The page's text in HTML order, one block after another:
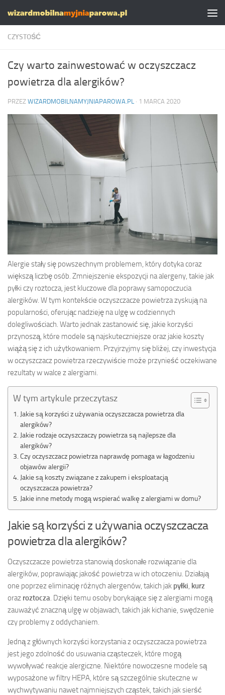
Skip to content
CZYSTOŚĆ
Czy warto zainwestować w oczyszczacz
powietrza dla alergików?
PRZEZ WIZARDMOBILNAMYJNIAPAROWA.PL · 1 MARCA 2020
Alergie stały się powszechnym problemem, który dotyka coraz
większą liczbę osób. Zmniejszenie ekspozycji na alergeny, takie jak
pyłki czy roztocza, jest kluczowe dla poprawy samopoczucia
alergików. W tym kontekście oczyszczacze powietrza zyskują na
popularności, oferując nadzieję na ulgę w codziennych
dolegliwościach. Warto jednak zastanowić się, jakie korzyści
przynoszą, które modele są najskuteczniejsze oraz jakie koszty
wiążą się z ich użytkowaniem. Przyjrzyjmy się bliżej, czy inwestycja
w oczyszczacz powietrza rzeczywiście może przynieść oczekiwane
rezultaty w walce z alergiami.
W tym artykule przeczytasz
Jakie są korzyści z używania oczyszczacza powietrza dla
alergików?
Jakie rodzaje oczyszczaczy powietrza są najlepsze dla
alergików?
Czy oczyszczacz powietrza naprawdę pomaga w łagodzeniu
objawów alergii?
Jakie są koszty związane z zakupem i eksploatacją
oczyszczacza powietrza?
Jakie inne metody mogą wspierać walkę z alergiami w domu?
Jakie są korzyści z używania oczyszczacza
powietrza dla alergików?
Oczyszczacze powietrza stanowią doskonałe rozwiązanie dla
alergików, poprawiając jakość powietrza w ich otoczeniu. Działają
one poprzez eliminację różnych alergenów, takich jak pyłki, kurz
oraz roztocza. Dzięki temu osoby borykające się z alergiami mogą
zauważyć znaczną ulgę w objawach, takich jak kichanie, swędzenie
czy problemy z oddychaniem.
Jedną z głównych korzyści korzystania z oczyszczacza powietrza
jest jego zdolność do usuwania cząsteczek, które mogą
wywoływać reakcje alergiczne. Niektóre nowoczesne modele są
wyposażone w filtry HEPA, które są szczególnie skuteczne w
wychwytywaniu nawet najmniejszych cząstek, takich jak sierść